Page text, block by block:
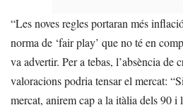
“Les noves regles portaran més
norma de ‘fair play’ que no té en
va advertir. Per a tebas, l’absència de
valoracions podria tensar el mercat:
mercat, anirem cap a la itàlia dels 90